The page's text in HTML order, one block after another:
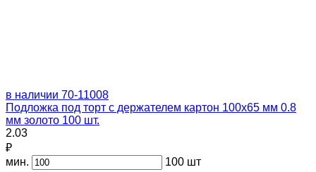
в наличии 70-11008
Подложка под торт с держателем картон 100х65 мм 0.8
мм золото 100 шт.
2.03
₽
мин.
100 шт